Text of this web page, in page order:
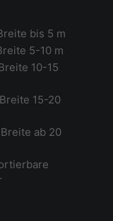
bis 5 m
5-10 m
10-15
15-20
ab 20